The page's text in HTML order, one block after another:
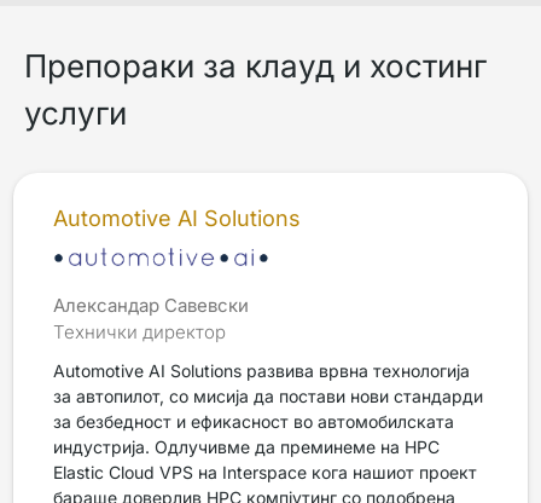
Препораки за клауд и хостинг
услуги
Automotive AI Solutions
Александар Савевски
Технички директор
Automotive AI Solutions развива врвна технологија
за автопилот, со мисија да постави нови стандарди
за безбедност и ефикасност во автомобилската
индустрија. Одлучивме да преминеме на HPC
Elastic Cloud VPS на Interspace кога нашиот проект
бараше доверлив HPC компјутинг со подобрена